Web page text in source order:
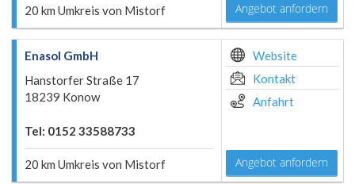
20 km Umkreis von Mistorf Angebot anfordern
Enasol GmbH
Hanstorfer Straße 17
18239 Konow
Tel: 0152 33588733
20 km Umkreis von Mistorf
Website
Kontakt
Anfahrt
Angebot anfordern